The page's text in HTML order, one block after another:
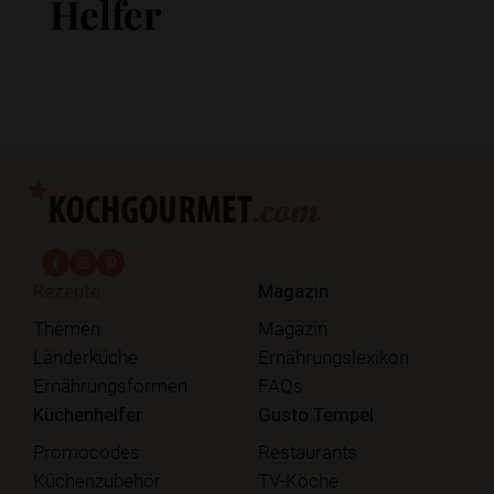
Helfer
Themen
Länderküche
Ernährungsformen
Magazin
Magazin
Ernährungslexikon
FAQs
Küchenhelfer
Promocodes
Küchenzubehör
Gusto Tempel
Restaurants
TV-Köche